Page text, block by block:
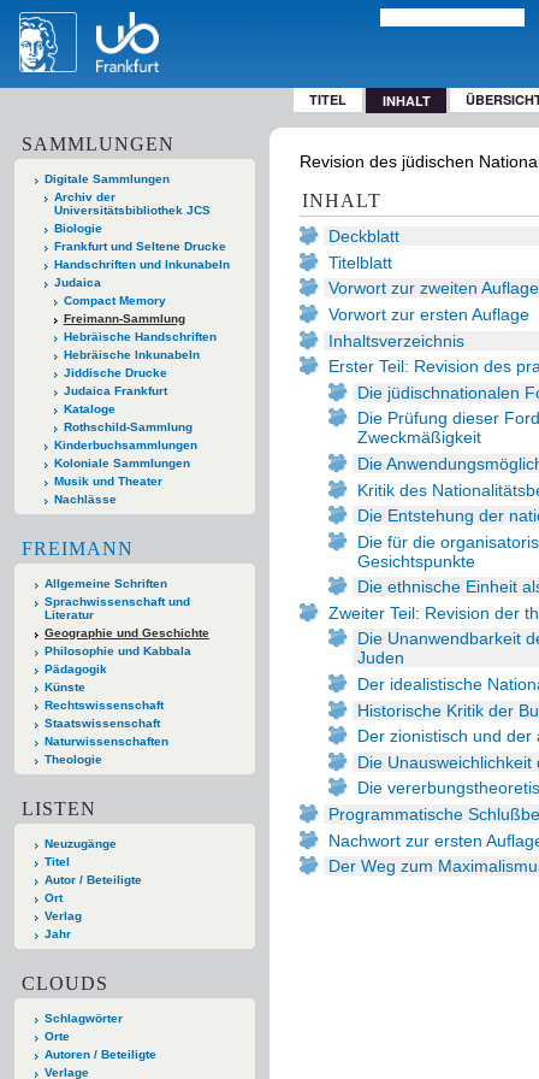
TITEL INHALT
SAMMLUNGEN
Digitale Sammlungen
Archiv der
Universitätsbibliothek JCS
Biologie
Frankfurt und Seltene Drucke
Handschriften und Inkunabeln
Judaica
Compact Memory
Freimann-Sammlung
Hebräische Handschriften
Hebräische Inkunabeln
Jiddische Drucke
Judaica Frankfurt
Kataloge
Rothschild-Sammlung
Kinderbuchsammlungen
Koloniale Sammlungen
Musik und Theater
Nachlässe
FREIMANN
Allgemeine Schriften
Sprachwissenschaft und
Literatur
Geographie und Geschichte
Philosophie und Kabbala
Pädagogik
Künste
Rechtswissenschaft
Staatswissenschaft
Naturwissenschaften
Theologie
LISTEN
Neuzugänge
Titel
Autor / Beteiligte
Ort
Verlag
Jahr
CLOUDS
Schlagwörter
Orte
Autoren / Beteiligte
Verlage
Revision des jüdischen
INHALT
Deckblatt
Titelblatt
Vorwort zur zweiten Auflage
Vorwort zur ersten Auflage
Inhaltsverzeichnis
Erster Teil: Revision des
Die jüdischnationalen
Die Prüfung dieser
Zweckmäßigkeit
Die
Kritik des
Die Entstehung der
Die für die
Gesichtspunkte
Die ethnische Einheit
Zweiter Teil: Revision der
Die Unanwendbarkeit
Juden
Der idealistische
Historische Kritik der
Der zionistisch und
Die
Die
Programmatische
Nachwort zur ersten
Der Weg zum